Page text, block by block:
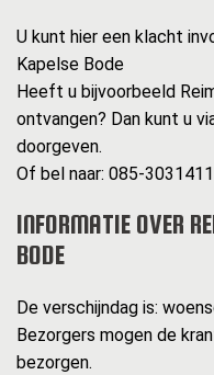
U kunt hier een klacht
Kapelse Bode
Heeft u bijvoorbeeld
ontvangen? Dan kunt u
doorgeven.
Of bel naar: 085-3031411
INFORMATIE OVER
BODE
De verschijndag is:
Bezorgers mogen de
bezorgen.